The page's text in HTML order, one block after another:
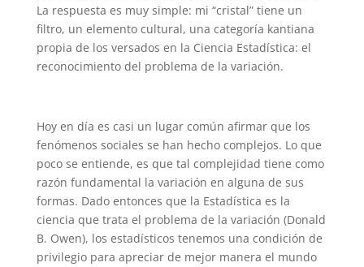
La respuesta es muy simple: mi “cristal” tiene un
filtro, un elemento cultural, una categoría kantiana
propia de los versados en la Ciencia Estadística: el
reconocimiento del problema de la variación.
Hoy en día es casi un lugar común afirmar que los
fenómenos sociales se han hecho complejos. Lo que
poco se entiende, es que tal complejidad tiene como
razón fundamental la variación en alguna de sus
formas. Dado entonces que la Estadística es la
ciencia que trata el problema de la variación (Donald
B. Owen), los estadísticos tenemos una condición de
privilegio para apreciar de mejor manera el mundo